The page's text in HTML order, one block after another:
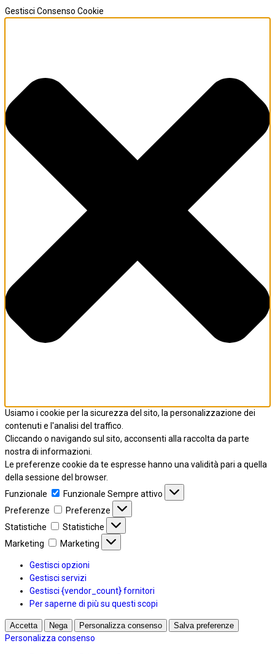
Gestisci Consenso Cookie
Usiamo i cookie per la sicurezza del sito, la personalizzazione dei
contenuti e l'analisi del traffico.
Cliccando o navigando sul sito, acconsenti alla raccolta da parte
nostra di informazioni.
Le preferenze cookie da te espresse hanno una validità pari a quella
della sessione del browser.
Funzionale
Funzionale Sempre attivo
Preferenze
Preferenze
Statistiche
Statistiche
Marketing
Marketing
Gestisci opzioni
Gestisci servizi
Gestisci {vendor_count} fornitori
Per saperne di più su questi scopi
Accetta Nega Personalizza consenso Salva preferenze
Personalizza consenso